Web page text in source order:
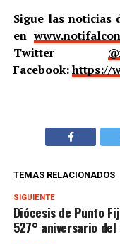
Sigue las noticias
en
Twitter
Facebook:https://
TEMAS RELACIONADOS
SIGUIENTE
Diócesis de Punto
527° aniversario